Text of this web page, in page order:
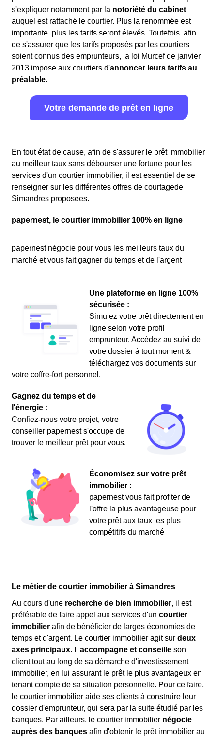
s'expliquer notamment par la notoriété du cabinet
auquel est rattaché le courtier. Plus la renommée est
importante, plus les tarifs seront élevés. Toutefois, afin
de s'assurer que les tarifs proposés par les courtiers
soient connus des emprunteurs, la loi Murcef de janvier
2013 impose aux courtiers d'annoncer leurs tarifs au
préalable.
Votre demande de prêt en ligne
En tout état de cause, afin de s'assurer le prêt immobilier
au meilleur taux sans débourser une fortune pour les
services d'un courtier immobilier, il est essentiel de se
renseigner sur les différentes offres de courtagede
Simandres proposées.
papernest, le courtier immobilier 100% en ligne
papernest négocie pour vous les meilleurs taux du
marché et vous fait gagner du temps et de l'argent
Une plateforme en ligne 100%
sécurisée :
Simulez votre prêt directement en
ligne selon votre profil
emprunteur. Accédez au suivi de
votre dossier à tout moment &
téléchargez vos documents sur
votre coffre-fort personnel.
Gagnez du temps et de
l'énergie :
Confiez-nous votre projet, votre
conseiller papernest s'occupe de
trouver le meilleur prêt pour vous.
Économisez sur votre prêt
immobilier :
papernest vous fait profiter de
l'offre la plus avantageuse pour
votre prêt aux taux les plus
compétitifs du marché
Le métier de courtier immobilier à Simandres
Au cours d'une recherche de bien immobilier, il est
préférable de faire appel aux services d'un courtier
immobilier afin de bénéficier de larges économies de
temps et d'argent. Le courtier immobilier agit sur deux
axes principaux. Il accompagne et conseille son
client tout au long de sa démarche d'investissement
immobilier, en lui assurant le prêt le plus avantageux en
tenant compte de sa situation personnelle. Pour ce faire,
le courtier immobilier aide ses clients à construire leur
dossier d'emprunteur, qui sera par la suite étudié par les
banques. Par ailleurs, le courtier immobilier négocie
auprès des banques afin d'obtenir le prêt immobilier au